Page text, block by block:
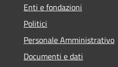
Enti e fondazioni
Politici
Personale Amministrativo
Documenti e dati